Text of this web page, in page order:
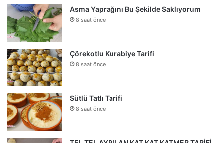
Asma Yaprağını Bu Şekilde Saklıyorum
8 saat önce
Çörekotlu Kurabiye Tarifi
8 saat önce
Sütlü Tatlı Tarifi
8 saat önce